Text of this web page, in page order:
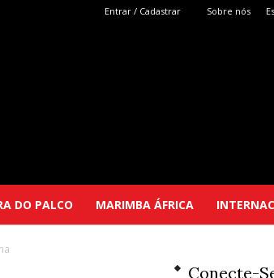
Entrar / Cadastrar Sobre nós
DO PALCO MARIMBA ÁFRICA
Conecte-